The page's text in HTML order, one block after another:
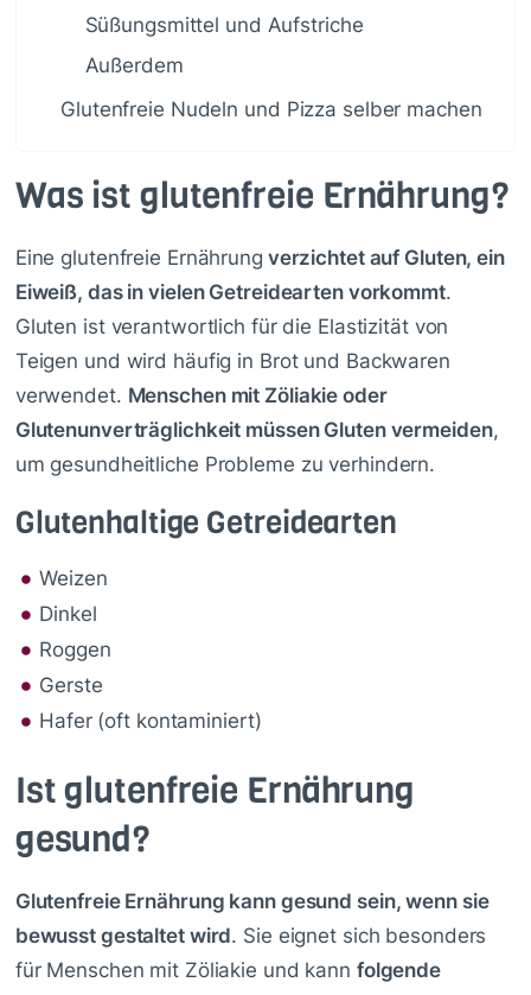
Süßungsmittel und Aufstriche
Außerdem
Glutenfreie Nudeln und Pizza selber machen
Was ist glutenfreie Ernährung?
Eine glutenfreie Ernährung verzichtet auf Gluten, ein
Eiweiß, das in vielen Getreidearten vorkommt.
Gluten ist verantwortlich für die Elastizität von
Teigen und wird häufig in Brot und Backwaren
verwendet. Menschen mit Zöliakie oder
Glutenunverträglichkeit müssen Gluten vermeiden,
um gesundheitliche Probleme zu verhindern.
Glutenhaltige Getreidearten
Weizen
Dinkel
Roggen
Gerste
Hafer (oft kontaminiert)
Ist glutenfreie Ernährung
gesund?
Glutenfreie Ernährung kann gesund sein, wenn sie
bewusst gestaltet wird. Sie eignet sich besonders
für Menschen mit Zöliakie und kann folgende